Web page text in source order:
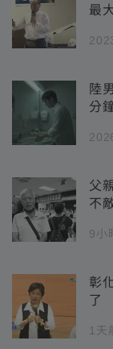
最
陸
分
父
不
9小
彰
了
1天